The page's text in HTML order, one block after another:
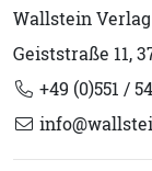
Wallstein
Geiststraße 11,
+49 (0)551 /